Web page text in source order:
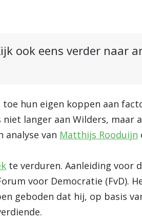
ook eens verder naar
hun eigen koppen aan
langer aan Wilders, maar
analyse van Matthijs Rooduijn
te verduren. Aanleiding voor
voor Democratie (FvD).
geboden dat hij, op basis